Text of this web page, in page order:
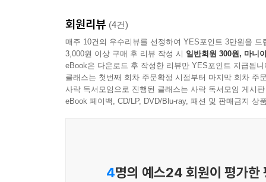
■ 학습 방향을 제시합니다.
중요한 것, 암기할 것 구별 없이 무조건 읽어 내려
실제 시험의 출제 경향을 친절하게 짚어주고, 자
■ 불합격 방지용 안전장치 ‘기억상자’를 제공합니다.
회원리뷰 (4건)
매주 10건의 우수리뷰를 선정하여 YES포인트 3만원을 드
3,000원 이상 구매 후 리뷰 작성 시 일반회원 300원, 마니
eBook은 다운로드 후 작성한 리뷰만 YES포인트 지급됩니
클래스는 첫번째 회차 주문확정 시점부터 마지막 회차 주
사락 독서모임으로 진행된 클래스는 사락 독서모임 게시
eBook 페이백, CD/LP, DVD/Blu-ray, 패션 및 판매금지 상
4명의 예스24 회원이 평가한